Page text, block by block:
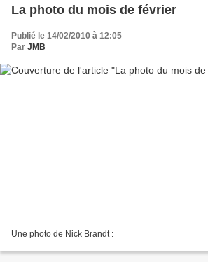
La photo du mois de février
Publié le 14/02/2010 à 12:05
Par JMB
Une photo de Nick Brandt :